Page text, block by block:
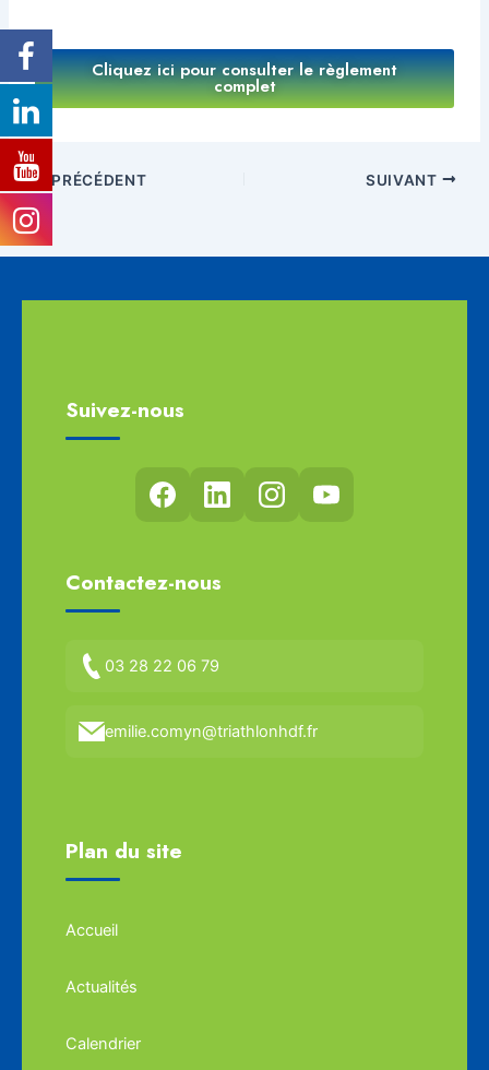
Cliquez ici pour consulter le règlement
complet
PRÉCÉDENT SUIVANT
Suivez-nous
Contactez-nous
03 28 22 06 79
emilie.comyn@triathlonhdf.fr
Plan du site
Accueil
Actualités
Calendrier